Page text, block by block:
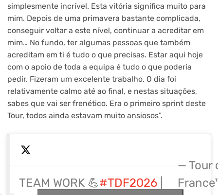
simplesmente incrível. Esta vitória significa muito para
mim. Depois de uma primavera bastante complicada,
conseguir voltar a este nível, continuar a acreditar em
mim… No fundo, ter algumas pessoas que também
acreditam em ti é tudo o que precisas. Estar aqui hoje
com o apoio de toda a equipa é tudo o que poderia
pedir. Fizeram um excelente trabalho. O dia foi
relativamente calmo até ao final, e nestas situações,
sabes que vai ser frenético. Era o primeiro sprint deste
Tour, todos ainda estavam muito ansiosos”.
TEAM WORK 💪#TDF2026
— Tour